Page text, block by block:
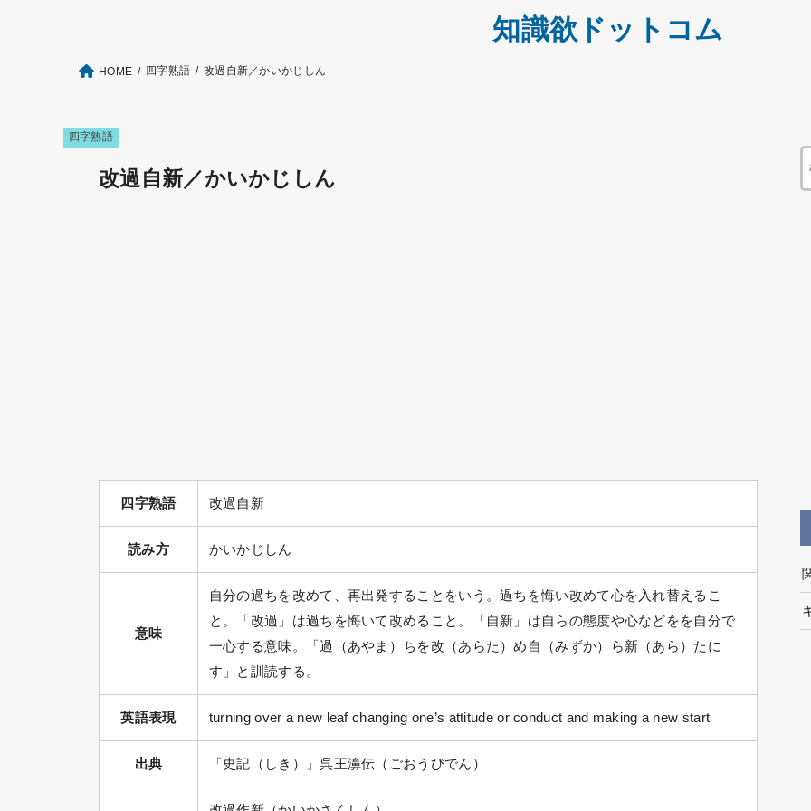
知識欲ドットコム
HOME 四字熟語 改過自新／かいかじしん
四字熟語
改過自新／かいかじしん
四字熟語 改過自新
読み方 かいかじしん
意味
自分の過ちを改めて、再出発することをいう。過ちを悔い改めて心を入れ替えるこ
と。「改過」は過ちを悔いて改めること。「自新」は自らの態度や心などをを自分で
一心する意味。「過（あやま）ちを改（あらた）め自（みずか）ら新（あら）たに
す」と訓読する。
英語表現 turning over a new leaf changing one’s attitude or conduct and making a new start
出典 「史記（しき）」呉王濞伝（ごおうびでん）